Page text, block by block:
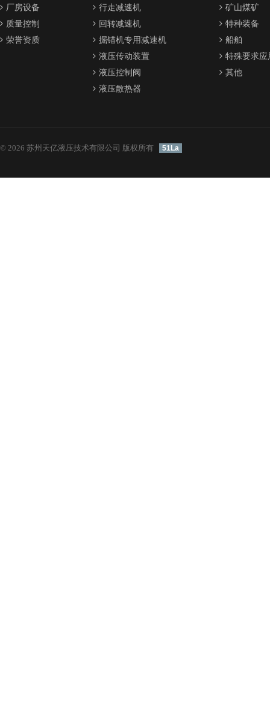
厂房设备
质量控制
荣誉资质
行走减速机
回转减速机
掘锚机专用减速机
液压传动装置
液压控制阀
液压散热器
矿山煤矿
特种装备
船舶
特殊要求应
其他
© 2026 苏州天亿液压技术有限公司 版权所有 51La